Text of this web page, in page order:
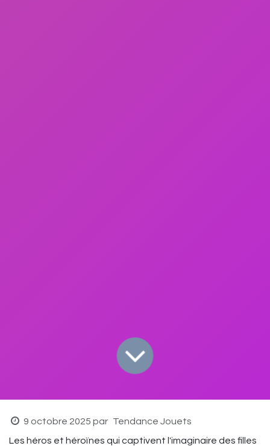
9 octobre 2025 par Tendance Jouets
Les héros et héroïnes qui captivent l'imaginaire des filles